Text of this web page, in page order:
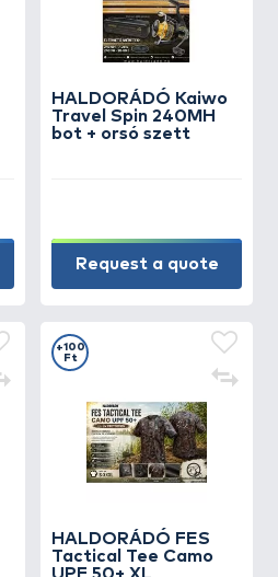
HALDORÁDÓ Kaiwo
Travel Spin 240MH
bot + orsó szett
Request a quote
HALDORÁDÓ FES
Tactical Tee Camo
+100
Ft